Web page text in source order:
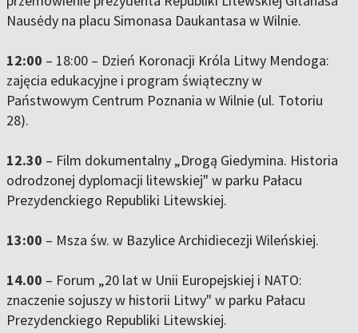
Nausėdy na placu Simonasa Daukantasa w Wilnie.
12:00 – 18:00 – Dzień Koronacji Króla Litwy Mendoga:
zajęcia edukacyjne i program świąteczny w
Państwowym Centrum Poznania w Wilnie (ul. Totoriu
28).
12.30 – Film dokumentalny „Drogą Giedymina. Historia
odrodzonej dyplomacji litewskiej" w parku Pałacu
Prezydenckiego Republiki Litewskiej.
13:00 – Msza św. w Bazylice Archidiecezji Wileńskiej.
14.00 – Forum „20 lat w Unii Europejskiej i NATO:
znaczenie sojuszy w historii Litwy" w parku Pałacu
Prezydenckiego Republiki Litewskiej.